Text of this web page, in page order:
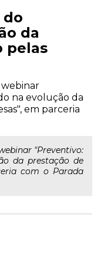
do
da
pelas
webinar
na evolução da
em parceria
"Preventivo:
da prestação de
com o Parada